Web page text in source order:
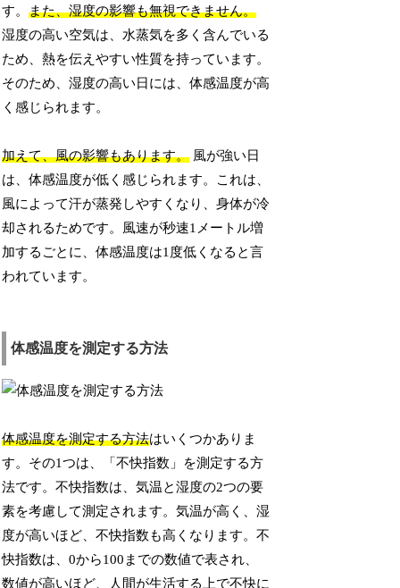
す。また、湿度の影響も無視できません。
湿度の高い空気は、水蒸気を多く含んでいる
ため、熱を伝えやすい性質を持っています。
そのため、湿度の高い日には、体感温度が高
く感じられます。
加えて、風の影響もあります。 風が強い日
は、体感温度が低く感じられます。これは、
風によって汗が蒸発しやすくなり、身体が冷
却されるためです。風速が秒速1メートル増
加するごとに、体感温度は1度低くなると言
われています。
体感温度を測定する方法
体感温度を測定する方法はいくつかありま
す。その1つは、「不快指数」を測定する方
法です。不快指数は、気温と湿度の2つの要
素を考慮して測定されます。気温が高く、湿
度が高いほど、不快指数も高くなります。不
快指数は、0から100までの数値で表され、
数値が高いほど、人間が生活する上で不快に